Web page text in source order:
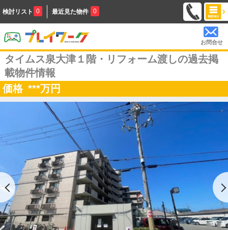
検討リスト 0 最近見た物件 0
お問合せ
タイムス泉大津１階・リフォーム渡しの過去掲
載物件情報
価格 ***万円